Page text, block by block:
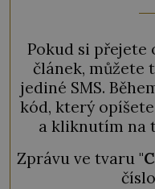
Pokud si
článek, můžete
jediné SMS.
kód, který
a kliknutím na
Zprávu ve tvaru "
číslo